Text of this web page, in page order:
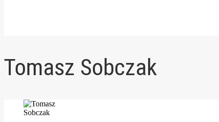
Tomasz Sobczak